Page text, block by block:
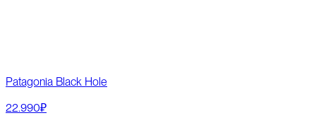
Patagonia Black Hole
22.990₽